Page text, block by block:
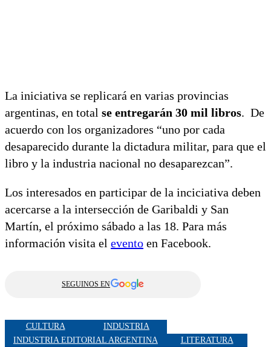
La iniciativa se replicará en varias provincias
argentinas, en total se entregarán 30 mil libros. De
acuerdo con los organizadores “uno por cada
desaparecido durante la dictadura militar, para que el
libro y la industria nacional no desaparezcan”.
Los interesados en participar de la inciciativa deben
acercarse a la intersección de Garibaldi y San
Martín, el próximo sábado a las 18. Para más
información visita el evento en Facebook.
SEGUINOS EN
CULTURA
INDUSTRIA
INDUSTRIA EDITORIAL ARGENTINA
LITERATURA